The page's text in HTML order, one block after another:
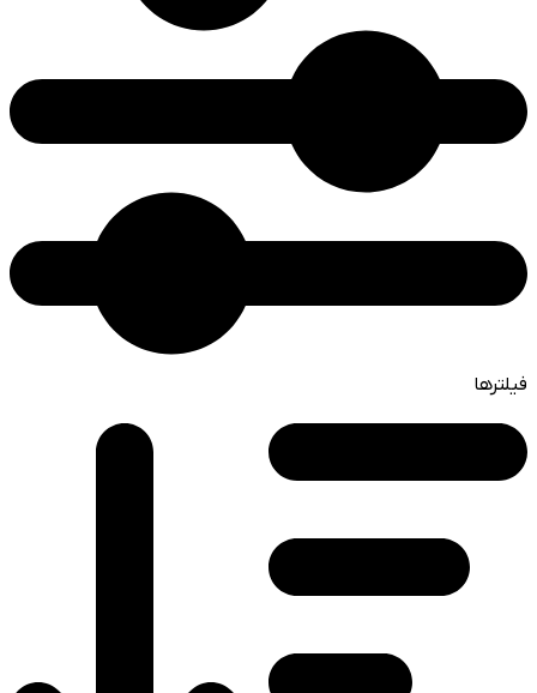
فیلترها